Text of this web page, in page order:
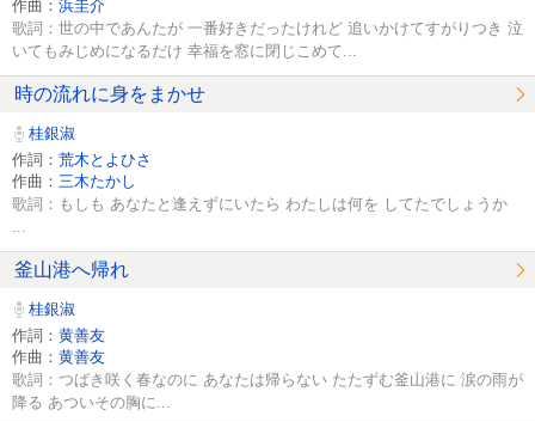
作曲： 浜圭介
歌詞：世の中であんたが 一番好きだったけれど 追いかけてすがりつき 泣
いてもみじめになるだけ 幸福を窓に閉じこめて...
時の流れに身をまかせ
桂銀淑
作詞： 荒木とよひさ
作曲： 三木たかし
歌詞：もしも あなたと逢えずにいたら わたしは何を してたでしょうか
釜山港へ帰れ
桂銀淑
作詞： 黄善友
作曲： 黄善友
歌詞：つばき咲く春なのに あなたは帰らない たたずむ釜山港に 涙の雨が
降る あついその胸に...